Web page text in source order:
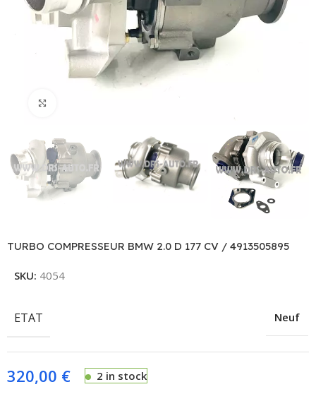
TURBO COMPRESSEUR BMW 2.0 D 177 CV / 4913505895
SKU: 4054
ETAT Neuf
320,00 € 2 in stock